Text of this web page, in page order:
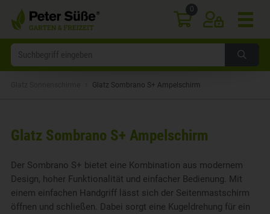
0
Glatz Sombrano S+ Ampelschirm
Glatz Sombrano S+ Ampelschirm
Der Sombrano S+ bietet eine Kombination aus modernem
Design, hoher Funktionalität und einfacher Bedienung. Mit
einem einfachen Handgriff lässt sich der Seitenmastschirm
öffnen und schließen. Dabei sorgt eine Kugeldrehung für ein